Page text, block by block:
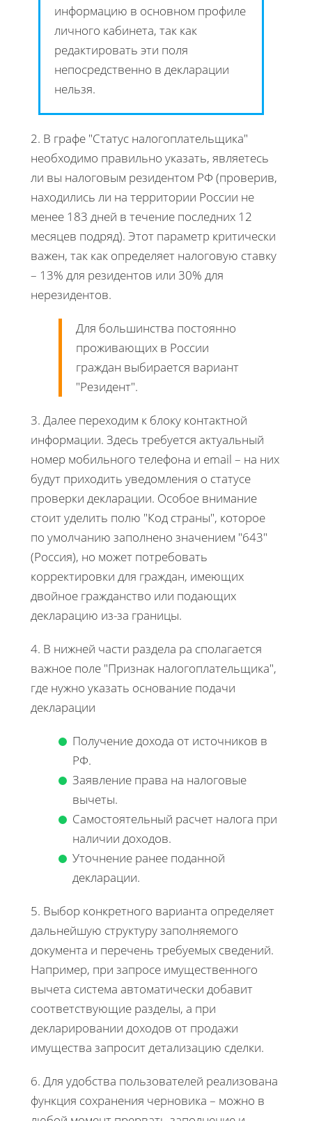
информацию в основном профиле
личного кабинета, так как
редактировать эти поля
непосредственно в декларации
нельзя.
2. В графе "Статус налогоплательщика"
необходимо правильно указать, являетесь
ли вы налоговым резидентом РФ (проверив,
находились ли на территории России не
менее 183 дней в течение последних 12
месяцев подряд). Этот параметр критически
важен, так как определяет налоговую ставку
– 13% для резидентов или 30% для
нерезидентов.
Для большинства постоянно
проживающих в России
граждан выбирается вариант
"Резидент".
3. Далее переходим к блоку контактной
информации. Здесь требуется актуальный
номер мобильного телефона и email – на них
будут приходить уведомления о статусе
проверки декларации. Особое внимание
стоит уделить полю "Код страны", которое
по умолчанию заполнено значением "643"
(Россия), но может потребовать
корректировки для граждан, имеющих
двойное гражданство или подающих
декларацию из-за границы.
4. В нижней части раздела ра сполагается
важное поле "Признак налогоплательщика",
где нужно указать основание подачи
декларации
Получение дохода от источников в
РФ.
Заявление права на налоговые
вычеты.
Самостоятельный расчет налога при
наличии доходов.
Уточнение ранее поданной
декларации.
5. Выбор конкретного варианта определяет
дальнейшую структуру заполняемого
документа и перечень требуемых сведений.
Например, при запросе имущественного
вычета система автоматически добавит
соответствующие разделы, а при
декларировании доходов от продажи
имущества запросит детализацию сделки.
6. Для удобства пользователей реализована
функция сохранения черновика – можно в